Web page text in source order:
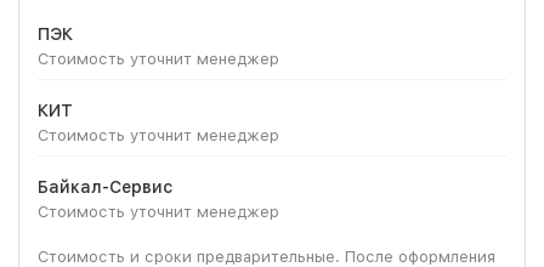
ПЭК
Стоимость уточнит менеджер
КИТ
Стоимость уточнит менеджер
Байкал-Сервис
Стоимость уточнит менеджер
Стоимость и сроки предварительные. После оформления